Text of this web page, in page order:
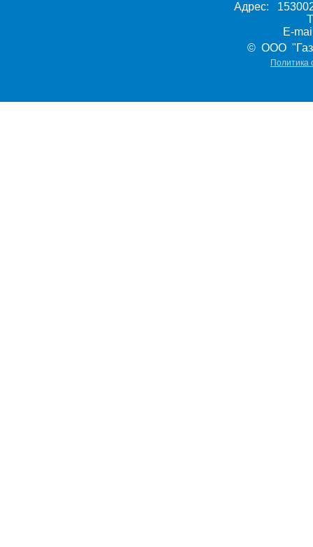
Адрес:
E-
© ООО
Политика